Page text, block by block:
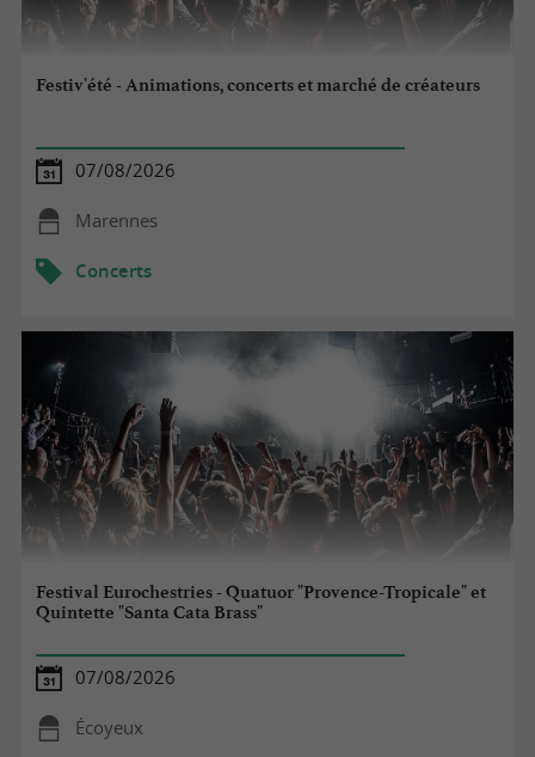
Festiv'été - Animations, concerts et marché de créateurs
07/08/2026
Marennes
Concerts
Festival Eurochestries - Quatuor "Provence-Tropicale" et
Quintette "Santa Cata Brass"
07/08/2026
Écoyeux